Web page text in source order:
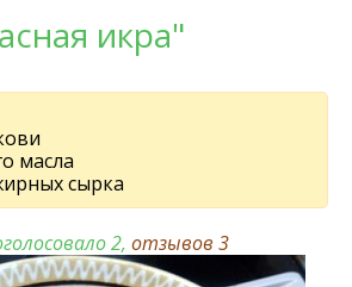
икра"
масла
сырка
2, отзывов 3